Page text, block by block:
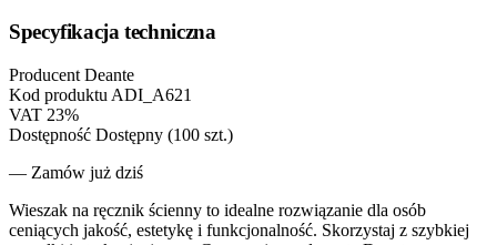
Specyfikacja techniczna
Producent Deante
Kod produktu ADI_A621
VAT 23%
Dostępność Dostępny (100 szt.)
— Zamów już dziś
Wieszak na ręcznik ścienny to idealne rozwiązanie dla osób
ceniących jakość, estetykę i funkcjonalność. Skorzystaj z szybkiej